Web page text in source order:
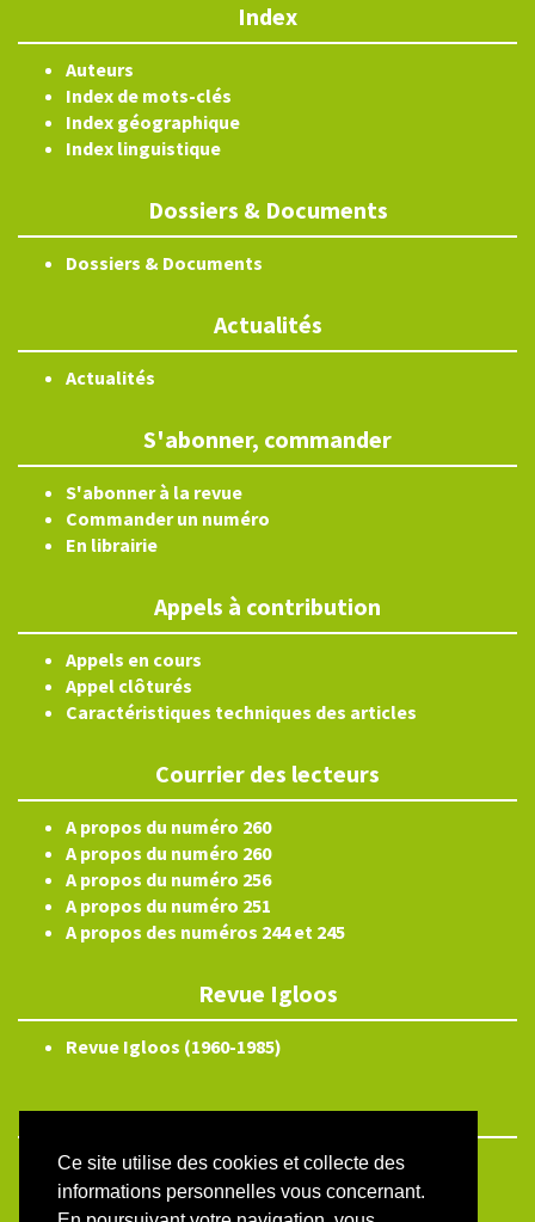
Ce site utilise des cookies et collecte des
informations personnelles vous concernant.
Index
Auteurs
Index de mots-clés
Index géographique
Index linguistique
Dossiers & Documents
Dossiers & Documents
Actualités
Actualités
S'abonner, commander
S'abonner à la revue
Commander un numéro
En librairie
Appels à contribution
Appels en cours
Appel clôturés
Caractéristiques techniques des articles
Courrier des lecteurs
A propos du numéro 260
A propos du numéro 260
A propos du numéro 256
A propos du numéro 251
A propos des numéros 244 et 245
Revue Igloos
Revue Igloos (1960-1985)
ISSN électronique 2804-3359
Plan du site